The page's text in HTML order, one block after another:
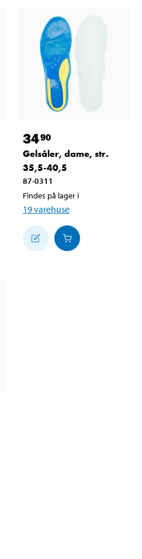
3490
Gelsåler, dame, str.
35,5-40,5
87-0311
Findes på lager i
19varehuse